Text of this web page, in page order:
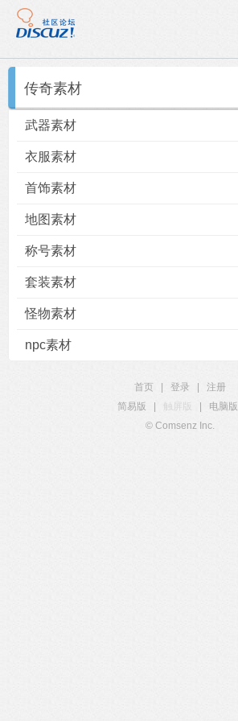
传奇素材
武器素材
衣服素材
首饰素材
地图素材
称号素材
套装素材
怪物素材
npc素材
首页 登录
注册
简易版
触屏版 电脑版
© Comsenz Inc.